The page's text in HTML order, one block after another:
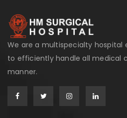
We are a multispecialty hospital
to efficiently handle all medical
manner.